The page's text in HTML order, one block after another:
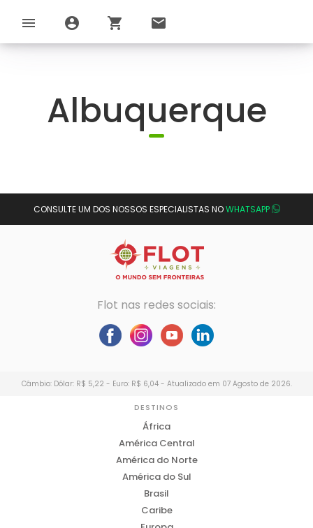
menu account_circle shopping_cart email
Albuquerque
CONSULTE UM DOS NOSSOS ESPECIALISTAS NOWHATSAPP
Flot nas redes sociais:
Câmbio: Dólar: R$ 5,22 - Euro: R$ 6,04 - Atualizado em 07 Agosto de 2026.
DESTINOS
África
América Central
América do Norte
América do Sul
Brasil
Caribe